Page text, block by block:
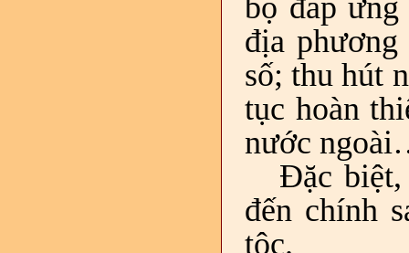
bộ đáp
địa
số; thu hút
tục hoàn
nước
Đặc biệt,
đến chính
tộc.